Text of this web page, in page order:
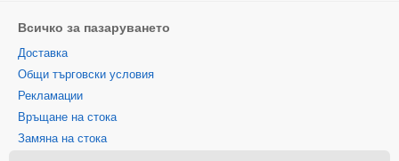
Всичко за пазаруването
Доставка
Общи търговски условия
Рекламации
Връщане на стока
Замяна на стока